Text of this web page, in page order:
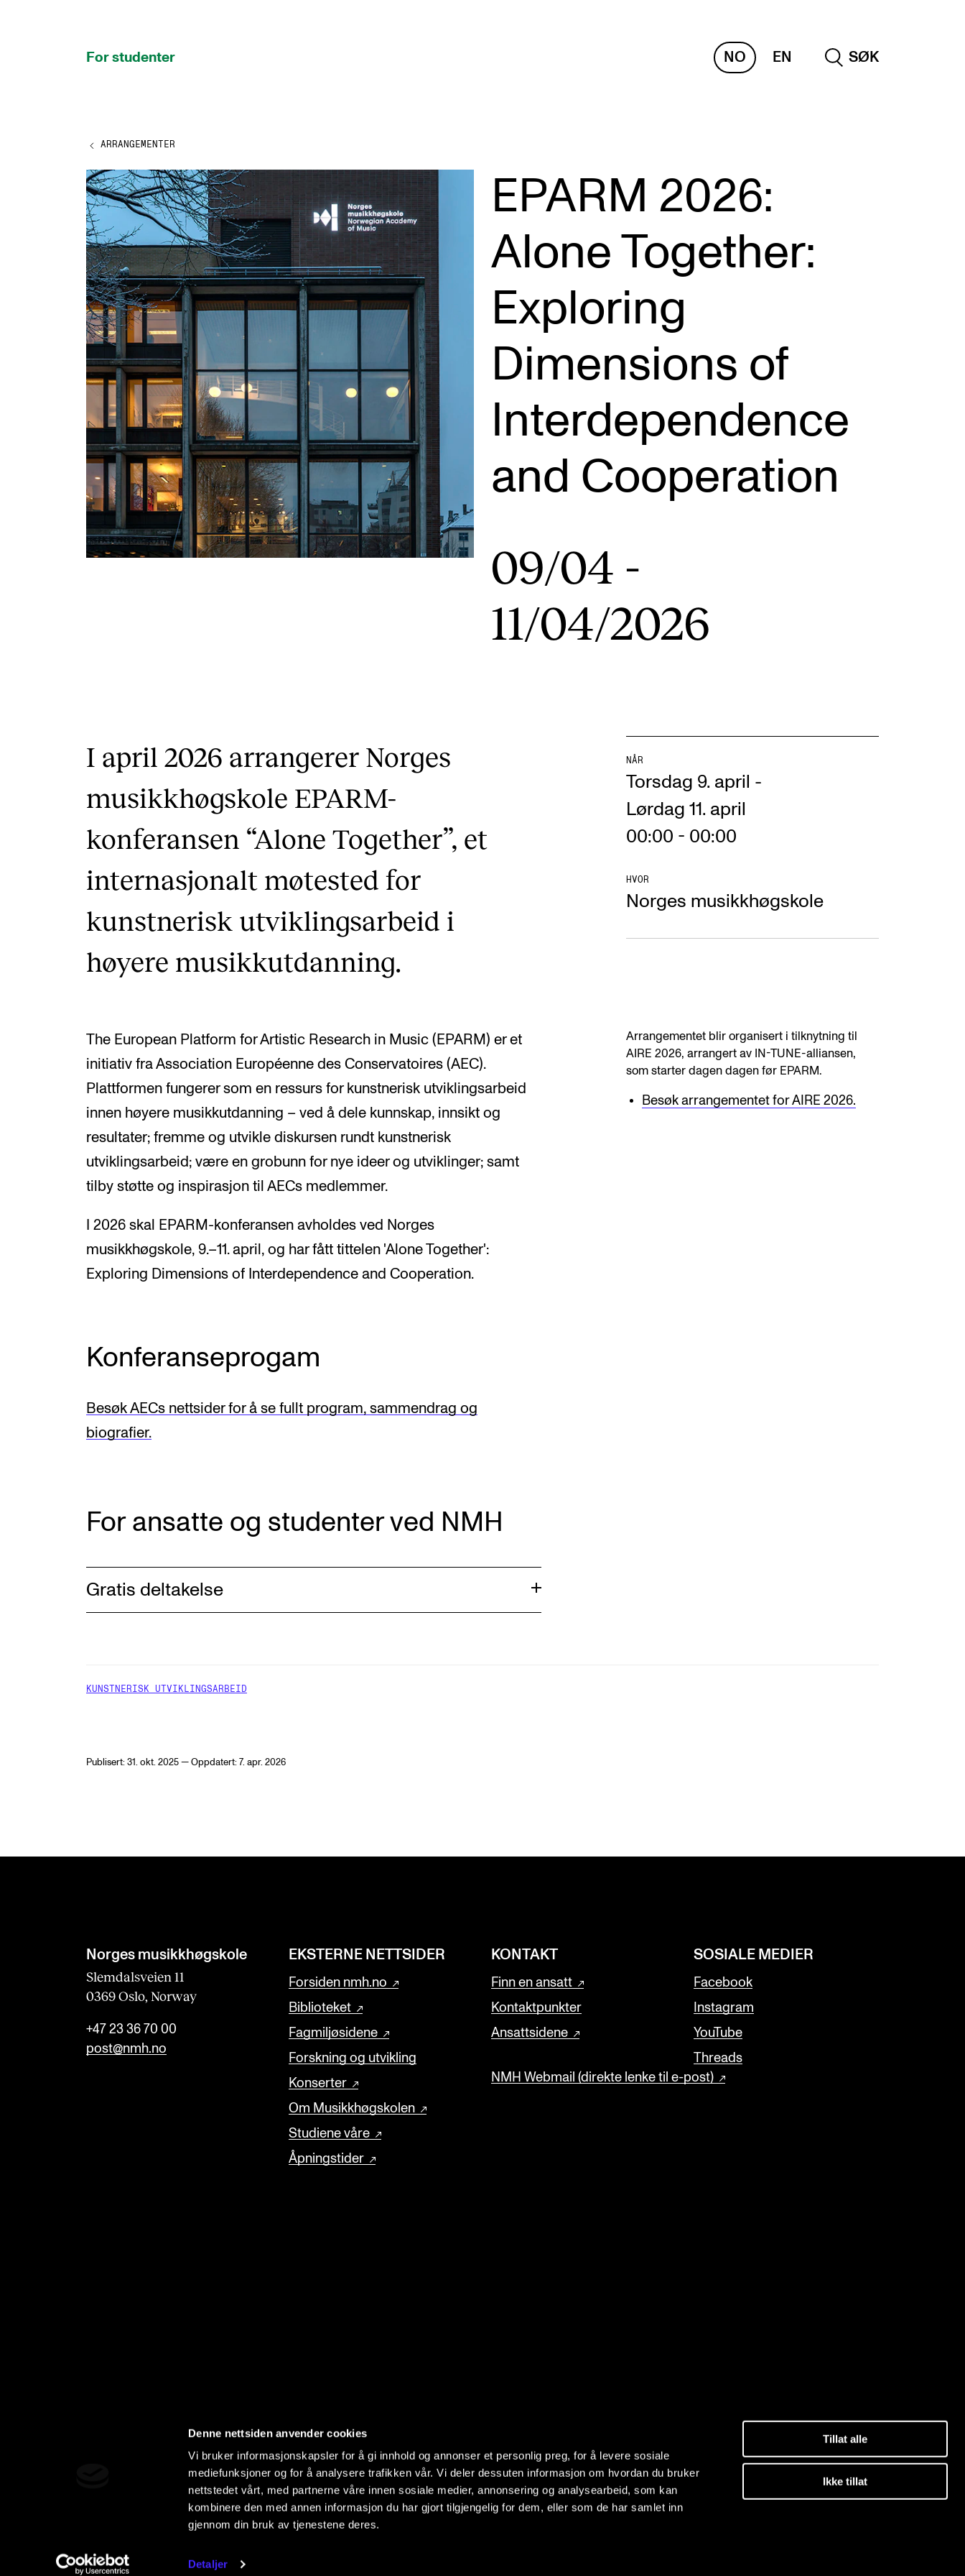
Denne nettsiden anvender cookies
Vi bruker informasjonskapsler for å gi innhold og annonser et personlig preg, for å levere sosiale
mediefunksjoner og for å analysere trafikken vår. Vi deler dessuten informasjon om hvordan du bruker
nettstedet vårt, med partnerne våre innen sosiale medier, annonsering og analysearbeid, som kan
kombinere den med annen informasjon du har gjort tilgjengelig for dem, eller som de har samlet inn
gjennom din bruk av tjenestene deres.
Detaljer
Tillat alle
Ikke tillat
For studenter
NO EN SØK
STUDIENE
Eksamen, arbeidskrav og vitnemål
Studieplaner og emner
Studiekalender
Tilrettelegging og fritak
Timeplaner og undervisning
Valgemner
Lover og regler
Gjennomføre konserter og arrangementer
Plakat, program og markedsføring
Offentlige konserter
Interne konserter og arrangementer
Låne utstyr
Canvas
IT og digitale tjenester
Sibelius – Notation Software
Rom, bygg, saler og studio
Semesterregistrering
Læringsressurser
Si ifra!
Betalte spilleoppdrag
Utveksling og reiser
AKTUELT
Arrangementer
Nyheter for studenter
Etter noter nyhetsbrev
KONTAKTER
Kontaktpunkt
Studentutvalet SUT
ARRANGEMENTER
EPARM 2026:
Alone Together:
Exploring
Dimensions of
Interdependence
and Cooperation
09/04 -
11/04/2026
I april 2026 arrangerer Norges
musikkhøgskole EPARM-
konferansen “Alone Together”, et
internasjonalt møtested for
kunstnerisk utviklingsarbeid i
høyere musikkutdanning.
NÅR
Torsdag 9. april -
Lørdag 11. april
00:00 - 00:00
HVOR
Norges musikkhøgskole
The European Platform for Artistic Research in Music (EPARM) er et
initiativ fra Association Européenne des Conservatoires (AEC).
Plattformen fungerer som en ressurs for kunstnerisk utviklingsarbeid
innen høyere musikkutdanning – ved å dele kunnskap, innsikt og
resultater; fremme og utvikle diskursen rundt kunstnerisk
utviklingsarbeid; være en grobunn for nye ideer og utviklinger; samt
tilby støtte og inspirasjon til AECs medlemmer.
I 2026 skal EPARM-konferansen avholdes ved Norges
musikkhøgskole, 9.–11. april, og har fått tittelen 'Alone Together':
Exploring Dimensions of Interdependence and Cooperation.
Arrangementet blir organisert i tilknytning til
AIRE 2026, arrangert av IN-TUNE-alliansen,
som starter dagen dagen før EPARM.
Besøk arrangementet for AIRE 2026.
Konferanseprogam
Besøk AECs nettsider for å se fullt program, sammendrag og
biografier.
For ansatte og studenter ved NMH
Gratis deltakelse
KUNSTNERISK UTVIKLINGSARBEID
Publisert: 31. okt. 2025 — Oppdatert: 7. apr. 2026
Norges musikk­høgskole
Slemdalsveien 11
0369 Oslo, Norway
+47 23 36 70 00
post@nmh.no
EKSTERNE NETTSIDER
Forsiden nmh.no
Biblioteket
Fagmiljøsidene
Forskning og utvikling
Konserter
Om Musikkhøgskolen
Studiene våre
Åpningstider
KONTAKT
Finn en ansatt
Kontaktpunkter
Ansattsidene
NMH Webmail (direkte lenke til e-post)
SOSIALE MEDIER
Facebook
Instagram
YouTube
Threads